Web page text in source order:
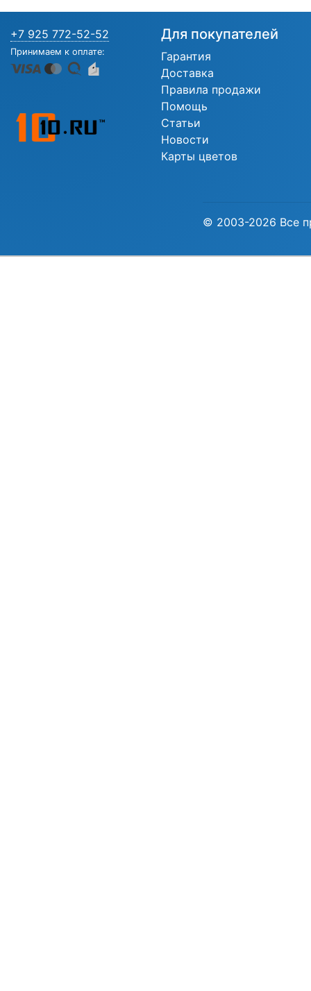
+7 925 772-52-52
Принимаем к оплате:
Для покупателей
Гарантия
Доставка
Правила продажи
Помощь
Статьи
Новости
Карты цветов
© 2003-2026 Все